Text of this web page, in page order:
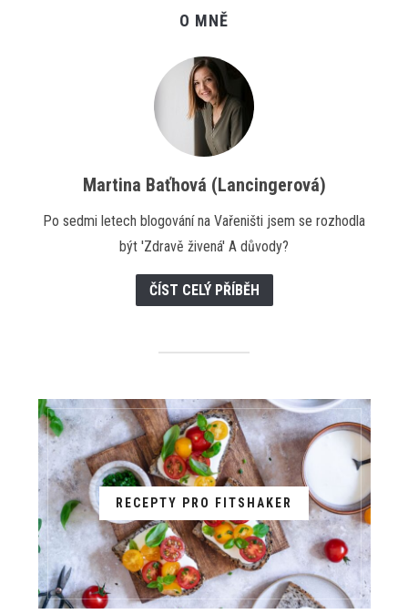
O MNĚ
Martina Baťhová (Lancingerová)
Po sedmi letech blogování na Vařeništi jsem se rozhodla
být 'Zdravě živená' A důvody?
ČÍST CELÝ PŘÍBĚH
RECEPTY PRO FITSHAKER